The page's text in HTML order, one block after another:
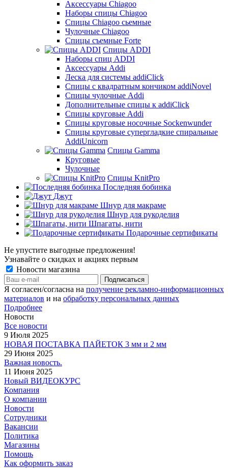
Аксессуары Chiagoo
Наборы спицы Chiagoo
Спицы Chiagoo сьемные
Чулочные Chiagoo
Спицы съемные Forte
Спицы ADDI
Наборы спиц ADDI
Аксессуары Addi
Леска для системы addiClick
Спицы с квадратным кончиком addiNovel
Спицы чулочные Addi
Дополнительные спицы к addiClick
Спицы круговые Addi
Спицы круговые носочные Sockenwunder
Спицы круговые супергладкие спиральные
AddiUnicorn
Спицы Gamma
Круговые
Чулочные
Спицы KnitPro
Последняя бобинка
Джут
Шнур для макраме
Шнур для рукоделия
Шпагаты, нити
Подарочные сертификаты
Не упустите выгодные предложения!
Узнавайте о скидках и акциях первым
Новости магазина
Я согласен/согласна на получение рекламно-информационных
материалов и на обработку персональных данных
Подробнее
Новости
Все новости
9 Июля 2025
НОВАЯ ПОСТАВКА ПАЙЕТОК 3 мм и 2 мм
29 Июня 2025
Важная новость.
11 Июня 2025
Новый ВИДЕОКУРС
Компания
О компании
Новости
Сотрудники
Вакансии
Политика
Магазины
Помощь
Как оформить заказ